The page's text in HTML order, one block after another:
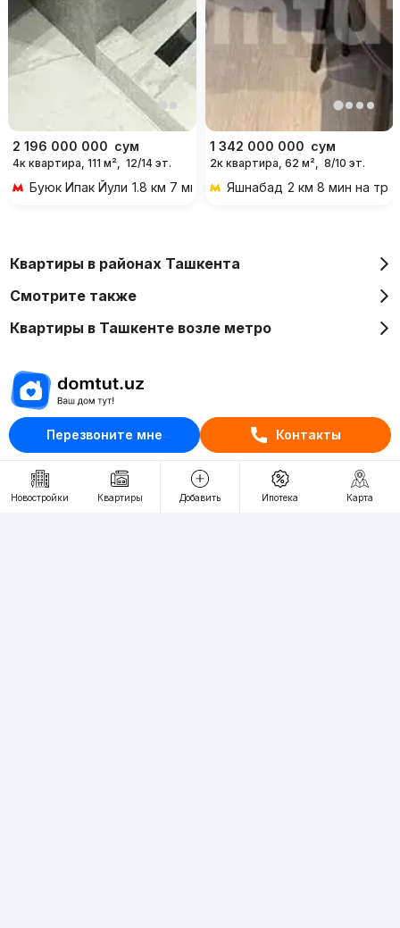
Перезвоните мне Контакты
2 196 000 000 сум
4к квартира, 111 м², 12/14 эт.
Буюк Ипак Йули 1.8 км 7 мин на транспорте
1 342 000 000 сум
2к квартира, 62 м², 8/10 эт.
Яшнабад 2 км 8 мин на
Новостройки Квартиры Добавить Ипотека Карта
Квартиры в районах Ташкента
Смотрите также
Квартиры в Ташкенте возле метро
Отдел рекламы
+998 (93) 390-30-10